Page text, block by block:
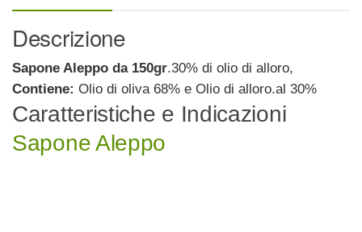
Descrizione
Sapone Aleppo da 150gr.30% di olio di alloro,
Contiene: Olio di oliva 68% e Olio di alloro.al 30%
Caratteristiche e Indicazioni
Sapone Aleppo